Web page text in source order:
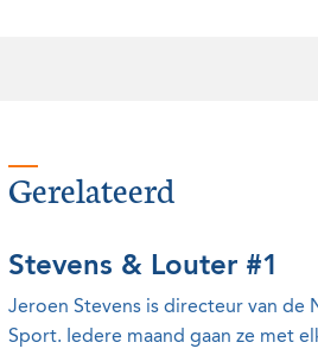
Gerelateerd
Stevens & Louter #1
Jeroen Stevens is directeur van de
Sport. Iedere maand gaan ze met